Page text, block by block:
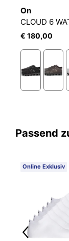
On
CLOUD 6
€ 180,00
Passend
Online Exklusiv